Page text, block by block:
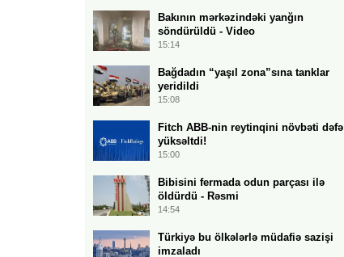
Bakının mərkəzindəki yanğın
söndürüldü - Video
15:14
Bağdadın “yaşıl zona”sına tanklar
yeridildi
15:08
Fitch ABB-nin reytinqini növbəti dəfə
yüksəltdi!
15:00
Bibisini fermada odun parçası ilə
öldürdü - Rəsmi
14:54
Türkiyə bu ölkələrlə müdafiə sazişi
imzaladı